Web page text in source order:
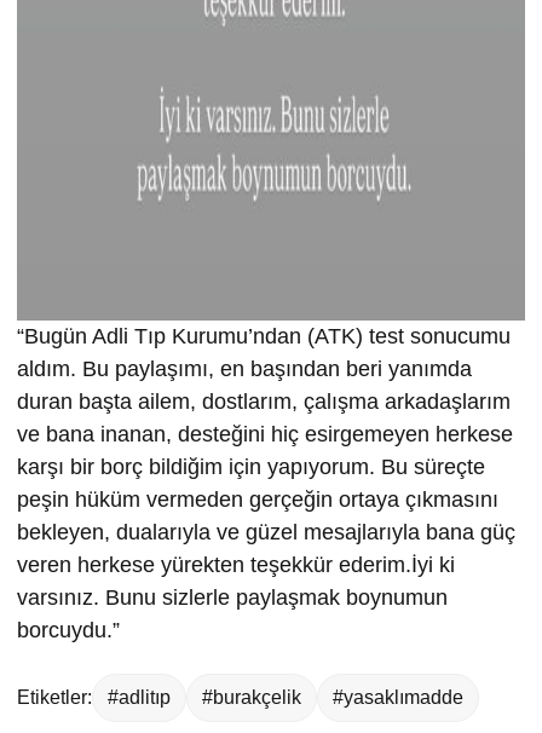
“Bugün Adli Tıp Kurumu’ndan (ATK) test sonucumu
aldım. Bu paylaşımı, en başından beri yanımda
duran başta ailem, dostlarım, çalışma arkadaşlarım
ve bana inanan, desteğini hiç esirgemeyen herkese
karşı bir borç bildiğim için yapıyorum. Bu süreçte
peşin hüküm vermeden gerçeğin ortaya çıkmasını
bekleyen, dualarıyla ve güzel mesajlarıyla bana güç
veren herkese yürekten teşekkür ederim.İyi ki
varsınız. Bunu sizlerle paylaşmak boynumun
borcuydu.”
Etiketler: #adlitıp #burakçelik #yasaklımadde